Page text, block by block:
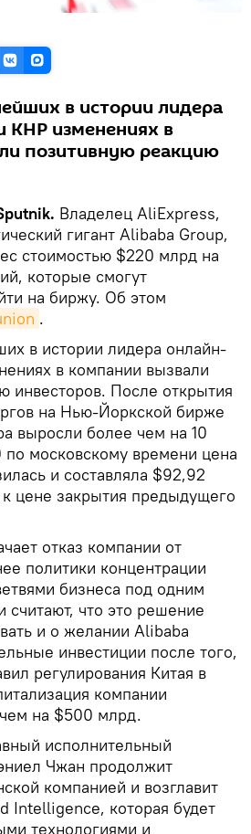
в истории лидера
КНР изменениях в
позитивную реакцию
Владелец AliExpress,
гигант Alibaba Group,
стоимостью $220 млрд на
которые смогут
на биржу. Об этом
․
в истории лидера онлайн-
в компании вызвали
инвесторов. После открытия
на Нью-Йоркской бирже
выросли более чем на 10
по московскому времени цена
и составляла $92,92
цене закрытия предыдущего
отказ компании от
политики концентрации
бизнеса под одним
считают, что это решение
и о желании Alibaba
инвестиции после того,
регулирования Китая в
компании
на $500 млрд.
исполнительный
Чжан продолжит
компанией и возглавит
Intelligence, которая будет
технологиями и